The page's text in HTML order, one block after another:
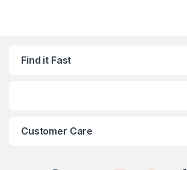
Find it Fast
Customer Care